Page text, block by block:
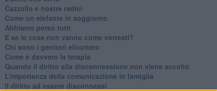
​Cazzullo e nostre radici
​Come un elefante in soggiorno
​Abbiamo perso tutti
E se le cose non vanno come vorresti?
​Chi sono i genitori elicottero
Come è davvero la terapia
Quando il diritto alla disconnessione non viene accolto
​L’importanza della comunicazione in famiglia
​Il diritto ad essere disconnessi